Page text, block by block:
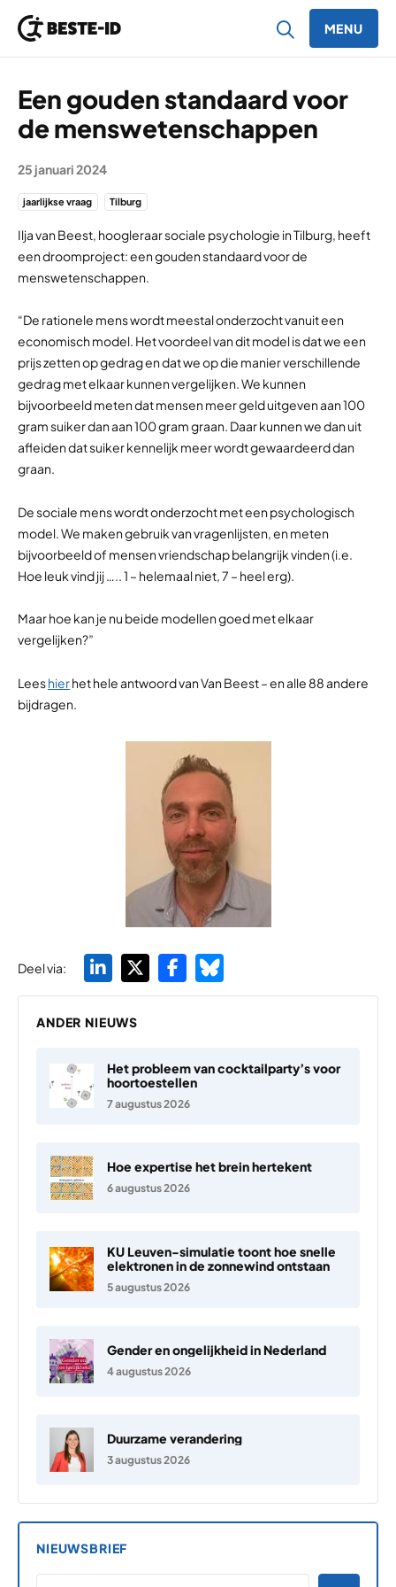
MENU
Een gouden standaard voor
de menswetenschappen
25 januari 2024
jaarlijkse vraag Tilburg
Ilja van Beest, hoogleraar sociale psychologie in Tilburg, heeft
een droomproject: een gouden standaard voor de
menswetenschappen.
“De rationele mens wordt meestal onderzocht vanuit een
economisch model. Het voordeel van dit model is dat we een
prijs zetten op gedrag en dat we op die manier verschillende
gedrag met elkaar kunnen vergelijken. We kunnen
bijvoorbeeld meten dat mensen meer geld uitgeven aan 100
gram suiker dan aan 100 gram graan. Daar kunnen we dan uit
afleiden dat suiker kennelijk meer wordt gewaardeerd dan
graan.
De sociale mens wordt onderzocht met een psychologisch
model. We maken gebruik van vragenlijsten, en meten
bijvoorbeeld of mensen vriendschap belangrijk vinden (i.e.
Hoe leuk vind jij ….. 1 – helemaal niet, 7 – heel erg).
Maar hoe kan je nu beide modellen goed met elkaar
vergelijken?”
Leeshierhet hele antwoord van Van Beest – en alle 88 andere
bijdragen.
Deel via:
ANDER NIEUWS
Het probleem van cocktailparty’s voor
hoortoestellen
7 augustus 2026
Hoe expertise het brein hertekent
6 augustus 2026
KU Leuven-simulatie toont hoe snelle
elektronen in de zonnewind ontstaan
5 augustus 2026
Gender en ongelijkheid in Nederland
4 augustus 2026
Duurzame verandering
3 augustus 2026
NIEUWSBRIEF
E-MAILADRES
*